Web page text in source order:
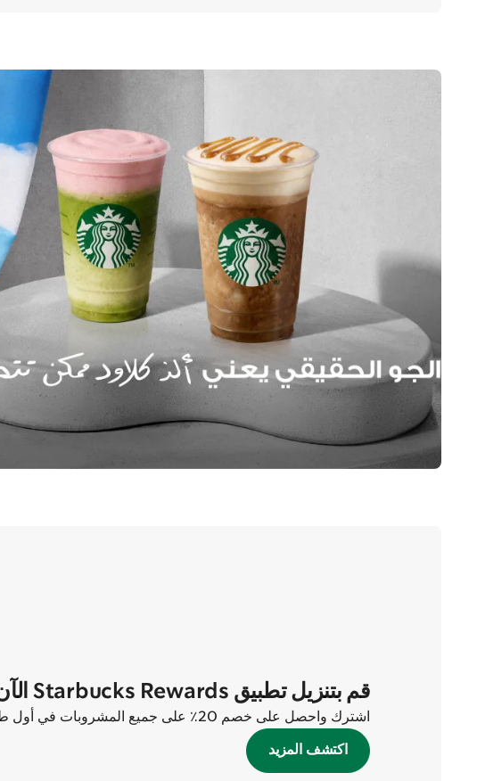
قم بتنزيل تطبيق Starbucks Rewards الآن
اشترك واحصل على خصم 20٪ على جميع المشروبات في أول طلبين لك!
اكتشف المزيد